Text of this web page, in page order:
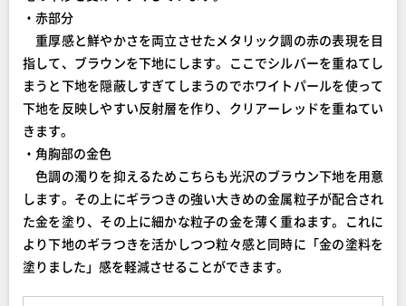
・赤部分
重厚感と鮮やかさを両立させたメタリック調の赤の表現を目
指して、ブラウンを下地にします。ここでシルバーを重ねてし
まうと下地を隠蔽しすぎてしまうのでホワイトパールを使って
下地を反映しやすい反射層を作り、クリアーレッドを重ねてい
きます。
・角胸部の金色
色調の濁りを抑えるためこちらも光沢のブラウン下地を用意
します。その上にギラつきの強い大きめの金属粒子が配合され
た金を塗り、その上に細かな粒子の金を薄く重ねます。これに
より下地のギラつきを活かしつつ粒々感と同時に「金の塗料を
塗りました」感を軽減させることができます。